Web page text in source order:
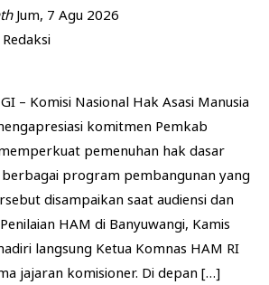
Jum, 7 Agu 2026
Redaksi
– Komisi Nasional Hak Asasi Manusia
komitmen Pemkab
pemenuhan hak dasar
program pembangunan yang
disampaikan saat audiensi dan
HAM di Banyuwangi, Kamis
langsung Ketua Komnas HAM RI
jajaran komisioner. Di depan […]